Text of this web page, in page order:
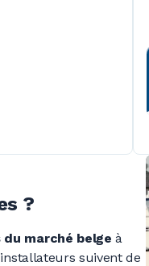
?
marché belge à
suivent de